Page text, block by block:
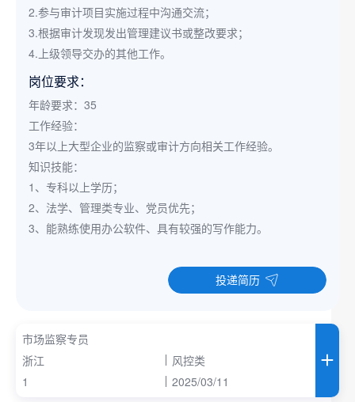
2.参与审计项目实施过程中沟通交流；
3.根据审计发现发出管理建议书或整改要求；
4.上级领导交办的其他工作。
岗位要求：
年龄要求：35
工作经验：
3年以上大型企业的监察或审计方向相关工作经验。
知识技能：
1、专科以上学历；
2、法学、管理类专业、党员优先；
3、能熟练使用办公软件、具有较强的写作能力。
投递简历
市场监察专员
浙江
风控类
1
2025/03/11